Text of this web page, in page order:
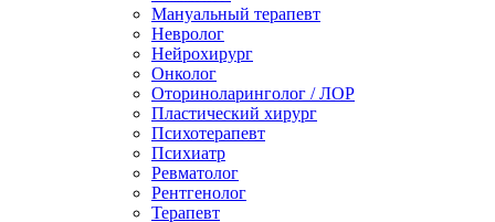
Мануальный терапевт
Невролог
Нейрохирург
Онколог
Оториноларинголог / ЛОР
Пластический хирург
Психотерапевт
Психиатр
Ревматолог
Рентгенолог
Терапевт